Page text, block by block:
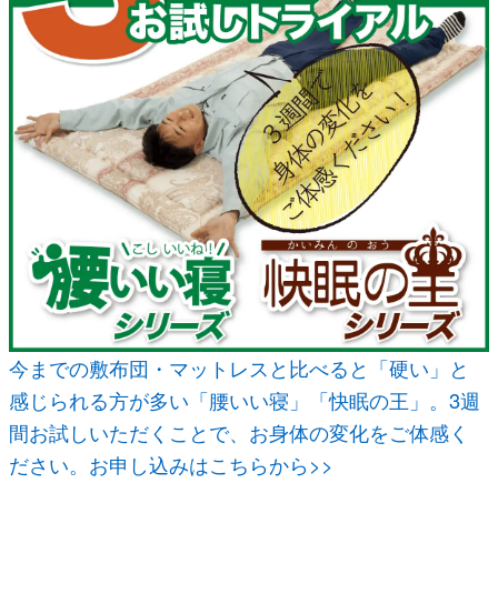
今までの敷布団・マットレスと比べると「硬い」と
感じられる方が多い「腰いい寝」「快眠の王」。3週
間お試しいただくことで、お身体の変化をご体感く
ださい。お申し込みはこちらから>>